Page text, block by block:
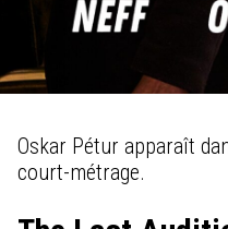
Oskar Pétur apparaît
court-métrage.